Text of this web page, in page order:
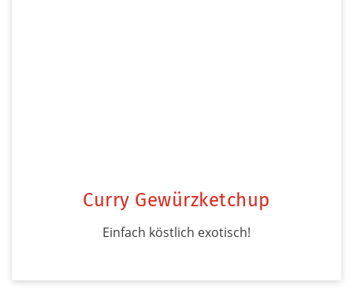
Curry Gewürzketchup
Einfach köstlich exotisch!